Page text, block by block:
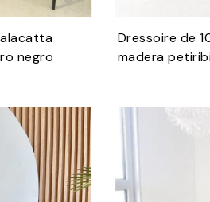
negro
Dressoire de
madera